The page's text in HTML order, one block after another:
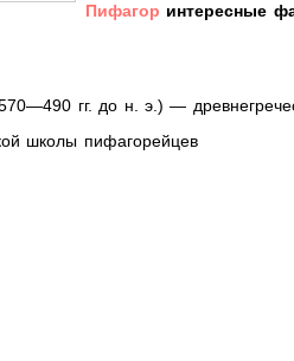
Пифагор интересные
гг. до н. э.) —
школы пифагорейцев